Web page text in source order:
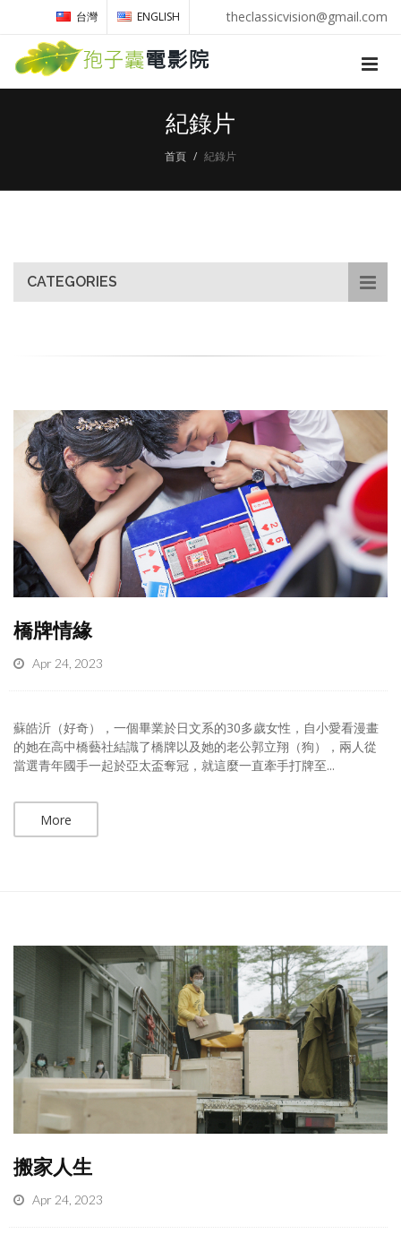
theclassicvision@gmail.com
台灣 ENGLISH
紀錄片
首頁 紀錄片
CATEGORIES
橋牌情緣
Apr 24, 2023
蘇皓沂（好奇），一個畢業於日文系的30多歲女性，自小愛看漫畫
的她在高中橋藝社結識了橋牌以及她的老公郭立翔（狗），兩人從
當選青年國手一起於亞太盃奪冠，就這麼一直牽手打牌至...
More
搬家人生
Apr 24, 2023